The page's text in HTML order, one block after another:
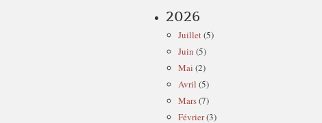
2026
Juillet(5)
Juin (5)
Mai (2)
Avril (5)
Mars(7)
Février(3)